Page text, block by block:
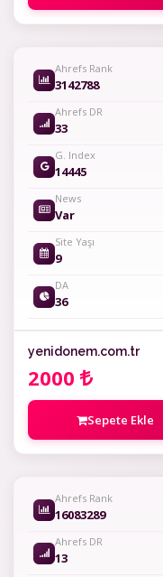
Ahrefs Rank
3142788
Ahrefs DR
33
G. Index
14445
News
Var
Site Yaşı
9
DA
36
yenidonem.com.tr
2000
Sepete Ekle
Ahrefs Rank
16083289
Ahrefs DR
13